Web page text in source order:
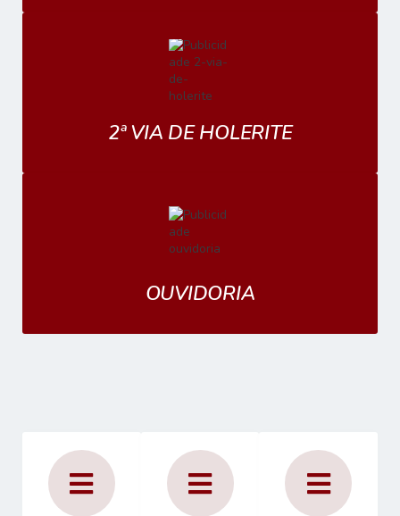
2ª VIA DE HOLERITE
OUVIDORIA